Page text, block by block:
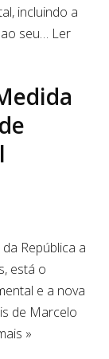
incluindo a
seu… Ler
República a
está o
e a nova
de Marcelo
»